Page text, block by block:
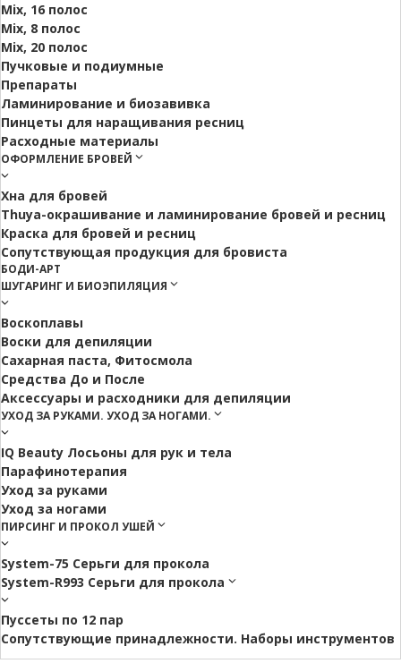
Mix, 16 полос
Mix, 8 полос
Mix, 20 полос
Пучковые и подиумные
Препараты
Ламинирование и биозавивка
Пинцеты для наращивания ресниц
Расходные материалы
ОФОРМЛЕНИЕ БРОВЕЙ
Хна для бровей
Thuya-окрашивание и ламинирование бровей и ресниц
Краска для бровей и ресниц
Сопутствующая продукция для бровиста
БОДИ-АРТ
ШУГАРИНГ И БИОЭПИЛЯЦИЯ
Воскоплавы
Воски для депиляции
Сахарная паста, Фитосмола
Средства До и После
Аксессуары и расходники для депиляции
УХОД ЗА РУКАМИ. УХОД ЗА НОГАМИ.
IQ Beauty Лосьоны для рук и тела
Парафинотерапия
Уход за руками
Уход за ногами
ПИРСИНГ И ПРОКОЛ УШЕЙ
System-75 Серьги для прокола
System-R993 Серьги для прокола
Пуссеты по 12 пар
Cопутствующие принадлежности. Наборы инструментов